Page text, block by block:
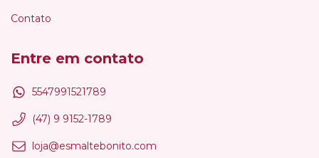
Contato
Entre em contato
5547991521789
(47) 9 9152-1789
loja@esmaltebonito.com